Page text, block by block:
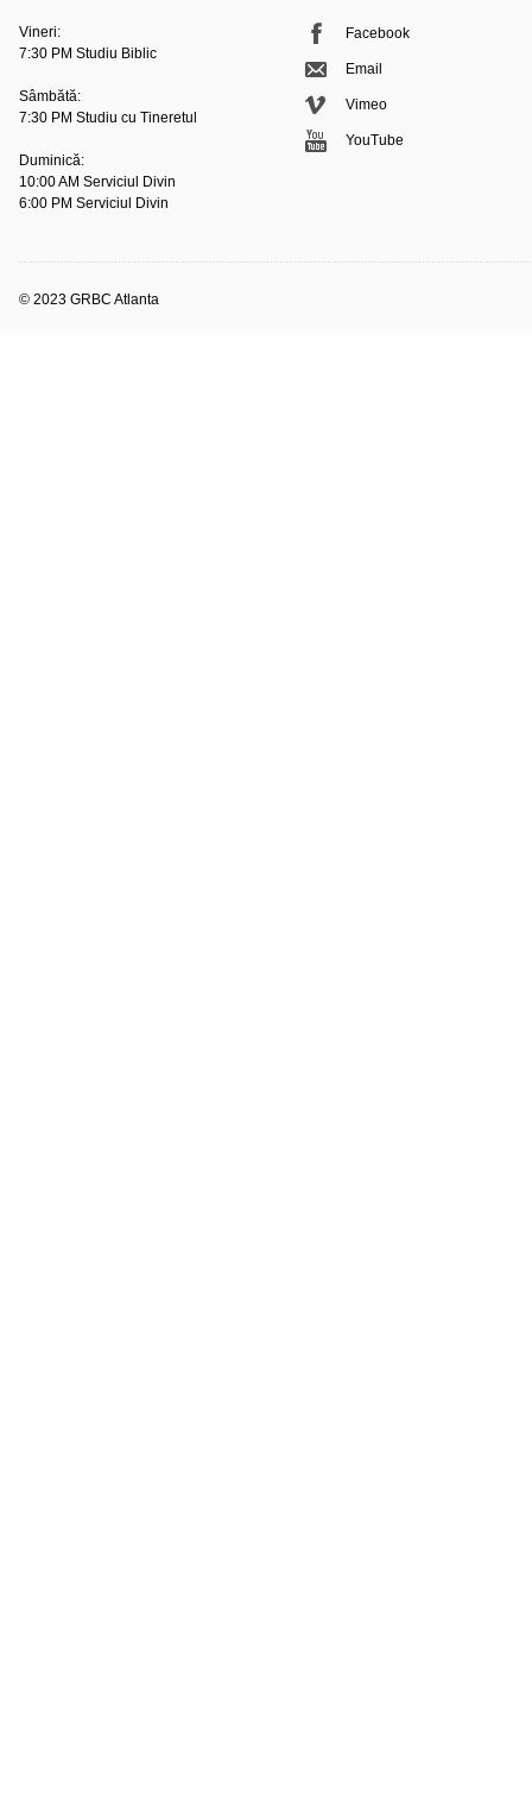
Vineri:
7:30 PM Studiu Biblic
Sâmbătă:
7:30 PM Studiu cu Tineretul
Duminică:
10:00 AM Serviciul Divin
6:00 PM Serviciul Divin
Facebook
Email
Vimeo
YouTube
© 2023 GRBC Atlanta